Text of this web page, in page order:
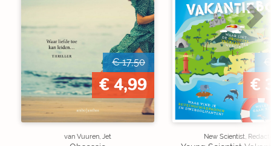
€ 17,50
€ 4,99
van Vuuren, Jet
€
New Scientist,